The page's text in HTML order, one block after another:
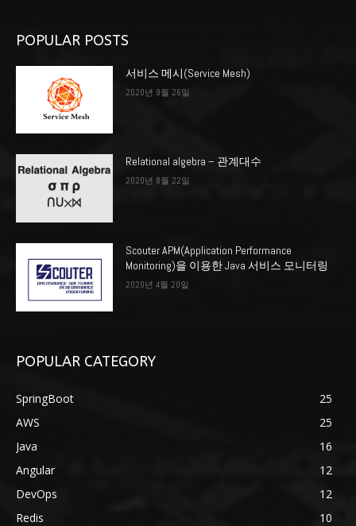
POPULAR POSTS
서비스 메시(Service Mesh)
2020년 9월 26일
Relational algebra – 관계대수
2020년 8월 22일
Scouter APM(Application Performance
Monitoring)을 이용한 Java 서비스 모니터링
2020년 4월 20일
POPULAR CATEGORY
SpringBoot
25
AWS
25
Java
16
Angular
12
DevOps
12
Redis
10